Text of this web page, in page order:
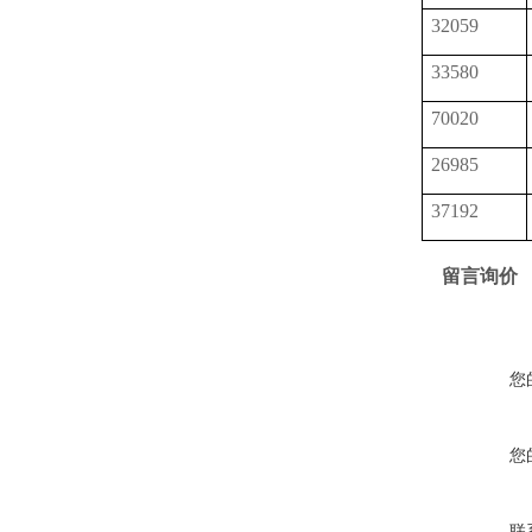
32059
33580
70020
26985
37192
留言询价
您
您